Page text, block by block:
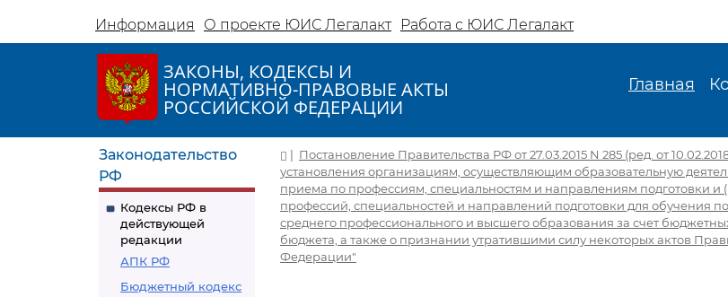
Информация О проекте ЮИС Легалакт Работа с ЮИС Легалакт
ЗАКОНЫ, КОДЕКСЫ И
НОРМАТИВНО-ПРАВОВЫЕ АКТЫ
РОССИЙСКОЙ ФЕДЕРАЦИИ
Главная
Законодательство
РФ
Кодексы РФ в
действующей
редакции
АПК РФ
Бюджетный кодекс
| Постановление Правительства РФ от 27.03.2015 N 285 (ред. от
установления организациям, осуществляющим образовательную
приема по профессиям, специальностям и направлениям подготовки
профессий, специальностей и направлений подготовки для обучения
среднего профессионального и высшего образования за счет
бюджета, а также о признании утратившими силу некоторых актов
Федерации"